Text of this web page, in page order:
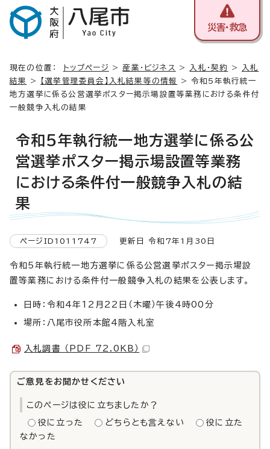
災害・救急
現在の位置： トップページ > 産業・ビジネス > 入札・契約 >
入札
結果
> 【選挙管理委員会】入札結果等の情報
> 令和5年執行統一
地方選挙に係る公営選挙ポスター掲示場設置等業務における条件付
一般競争入札の結果
令和5年執行統一地方選挙に係る公
営選挙ポスター掲示場設置等業務
における条件付一般競争入札の結
果
ページID1011747 更新日 令和7年1月30日
令和5年執行統一地方選挙に係る公営選挙ポスター掲示場設
置等業務における条件付一般競争入札の結果を公表します。
日時：令和4年12月22日（木曜）午後4時00分
場所：八尾市役所本館4階入札室
入札調書 （PDF 72.0KB）
ご意見をお聞かせください
このページは役に立ちましたか？
役に立った どちらとも言えない
役に立た
なかった